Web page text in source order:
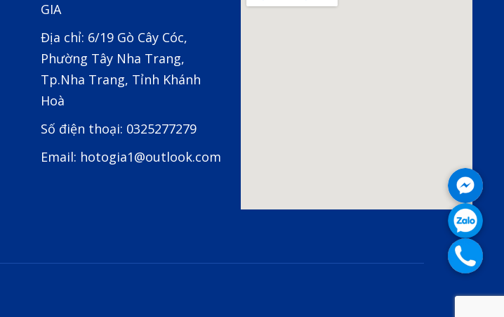
GIA
Địa chỉ: 6/19 Gò Cây Cóc,
Phường Tây Nha Trang,
Tp.Nha Trang, Tỉnh Khánh
Hoà
Số điện thoại: 0325277279
Email: hotogia1@outlook.com